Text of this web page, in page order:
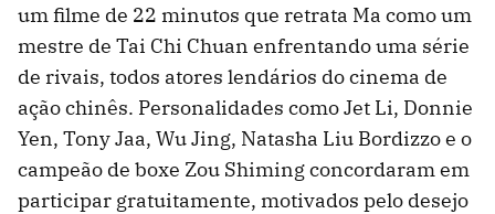
um filme de 22 minutos que retrata Ma como um
mestre de Tai Chi Chuan enfrentando uma série
de rivais, todos atores lendários do cinema de
ação chinês. Personalidades como Jet Li, Donnie
Yen, Tony Jaa, Wu Jing, Natasha Liu Bordizzo e o
campeão de boxe Zou Shiming concordaram em
participar gratuitamente, motivados pelo desejo